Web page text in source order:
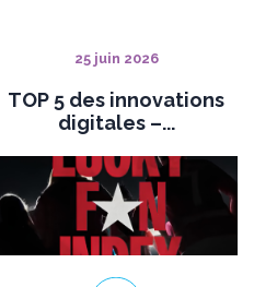
25 juin 2026
TOP 5 des innovations
digitales –...